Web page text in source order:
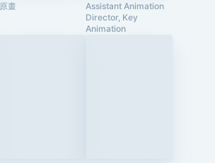
原畫
Assistant Animation
Director, Key
Animation